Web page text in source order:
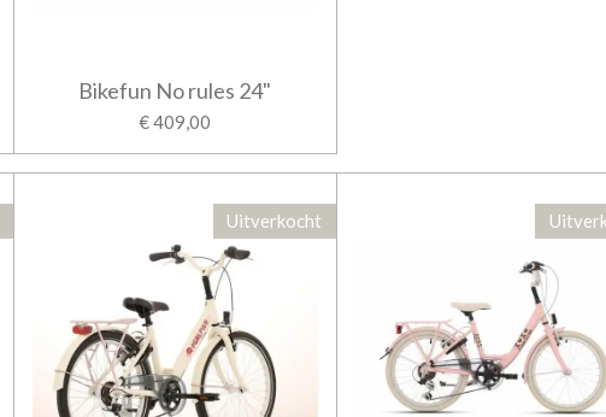
Bikefun No rules 24"
€ 409,00
Uitverkocht